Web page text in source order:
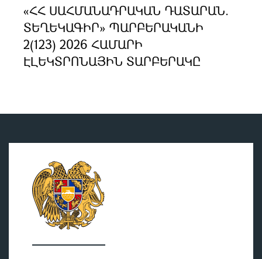
«ՀՀ ՍԱՀՄԱՆԱԴՐԱԿԱՆ ԴԱՏԱՐԱՆ.
ՏԵՂԵԿԱԳԻՐ» ՊԱՐԲԵՐԱԿԱՆԻ
2(123) 2026 ՀԱՄԱՐԻ
ԷԼԵԿՏՐՈՆԱՅԻՆ ՏԱՐԲԵՐԱԿԸ